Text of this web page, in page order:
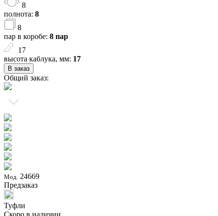
8
полнота: 8
8
пар в коробе: 8 пар
17
высота каблука, мм: 17
В заказ
Общий заказ:
Мод. 24669
Предзаказ
Туфли
Скоро в наличии